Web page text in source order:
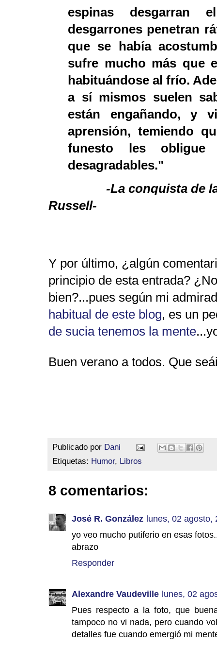
espinas
desgarrones penetran
que se había
sufre mucho más que
habituándose al frío.
a sí mismos suelen
están engañando, y
aprensión, temiendo
funesto les obligue
desagradables."
-La conquista de
Russell-
Y por último, ¿algún
principio de esta entrada?
bien?...pues según mi
habitual de este blog, es un
de sucia tenemos la mente
Buen verano a todos. Que
Publicado por Dani
Etiquetas: Humor, Libros
8 comentarios:
José R. González lunes, 02 agosto,
yo veo mucho putiferio en esas
abrazo
Responder
Alexandre Vaudeville lunes, 02
Pues respecto a la foto, que
tampoco no vi nada, pero cuando
detalles fue cuando emergió mi